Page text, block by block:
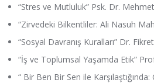
“Stres ve Mutluluk” Psk. Dr.
“Zirvedeki Bilkentliler: Ali Nasuh
“Sosyal Davranış Kuralları” Dr.
“İş ve Toplumsal Yaşamda Etik”
“ Bir Ben Bir Sen ile